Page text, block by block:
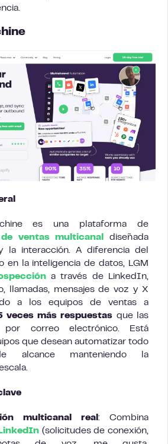
es una plataforma de
ventas multicanal
diseñada
la interacción. A diferencia del
en la inteligencia de datos, LGM
a través de LinkedIn,
llamadas, mensajes de voz y X
a los equipos de ventas a
veces más respuestas que las
por correo electrónico. Está
que desean automatizar todo
alcance manteniendo la
multicanal real : Combina
(solicitudes de conexión,